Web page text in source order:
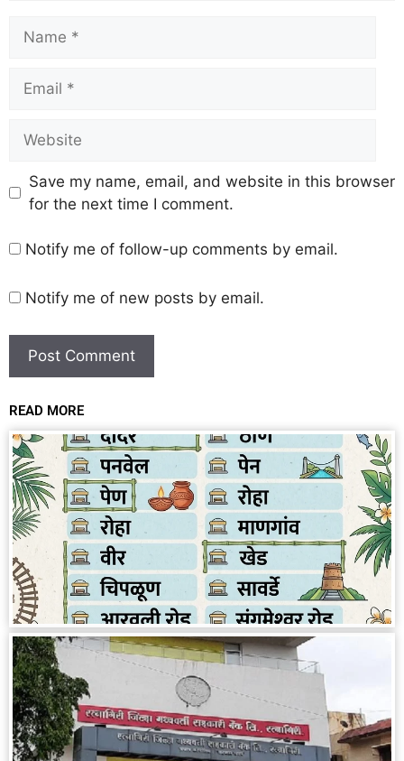
Save my name, email, and website in this browser
for the next time I comment.
Notify me of follow-up comments by email.
Notify me of new posts by email.
READ MORE